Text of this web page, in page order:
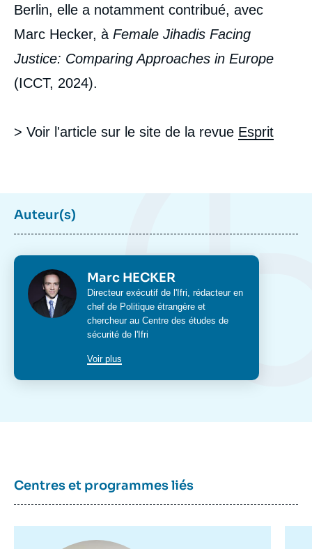
Berlin, elle a notamment contribué, avec
Marc Hecker, à Female Jihadis Facing
Justice: Comparing Approaches in Europe
(ICCT, 2024).
> Voir l'article sur le site de la revue Esprit
Auteur(s)
Photo Marc HECKER
Intitulé
du
poste
Directeur exécutif de l'Ifri, rédacteur en
chef de Politique étrangère et
chercheur au Centre des études de
sécurité de l'Ifri
Voir plus
Centres et programmes liés
Copier